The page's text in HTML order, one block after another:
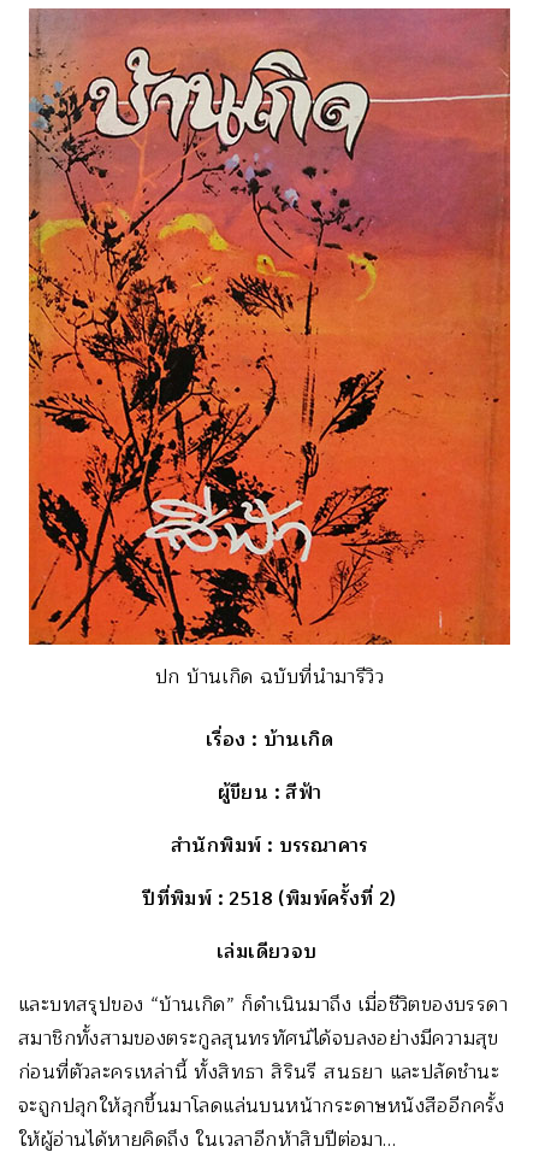
ปก บ้านเกิด ฉบับที่นำมารีวิว
เรื่อง : บ้านเกิด
ผู้ขียน : สีฟ้า
สำนักพิมพ์ : บรรณาคาร
ปีที่พิมพ์ : 2518 (พิมพ์ครั้งที่ 2)
เล่มเดียวจบ
และบทสรุปของ “บ้านเกิด” ก็ดำเนินมาถึง เมื่อชีวิตของบรรดา
สมาชิกทั้งสามของตระกูลสุนทรทัศน์ได้จบลงอย่างมีความสุข
ก่อนที่ตัวละครเหล่านี้ ทั้งสิทธา สิรินรี สนธยา และปลัดชำนะ
จะถูกปลุกให้ลุกขึ้นมาโลดแล่นบนหน้ากระดาษหนังสืออีกครั้ง
ให้ผู้อ่านได้หายคิดถึง ในเวลาอีกห้าสิบปีต่อมา…